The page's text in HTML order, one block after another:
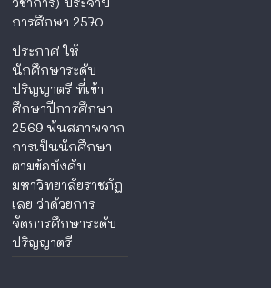
การศึกษา 2570
ประกาศ ให้
นักศึกษาระดับ
ปริญญาตรี ที่เข้า
ศึกษาปีการศึกษา
2569 พ้นสภาพจาก
การเป็นนักศึกษา
ตามข้อบังคับ
มหาวิทยาลัยราชภัฏ
เลย ว่าด้วยการ
จัดการศึกษาระดับ
ปริญญาตรี